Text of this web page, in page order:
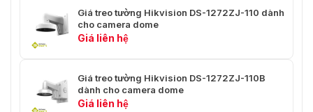
Giá treo tường Hikvision DS-1272ZJ-110 dành
cho camera dome
Giá liên hệ
Giá treo tường Hikvision DS-1272ZJ-110B
dành cho camera dome
Giá liên hệ